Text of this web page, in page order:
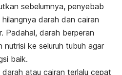
sebelumnya, penyebab
darah dan cairan
Padahal, darah berperan
nutrisi ke seluruh tubuh agar
baik.
atau cairan terlalu cepat